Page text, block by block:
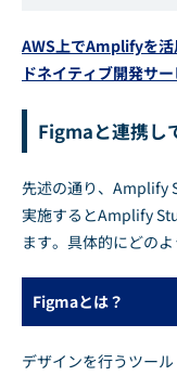
AWS上でAmplifyを活
ドネイティブ開発サ
Figmaと連携し
先述の通り、Amplify
実施するとAmplify
ます。具体的にどの
Figmaとは？
デザインを行うツー